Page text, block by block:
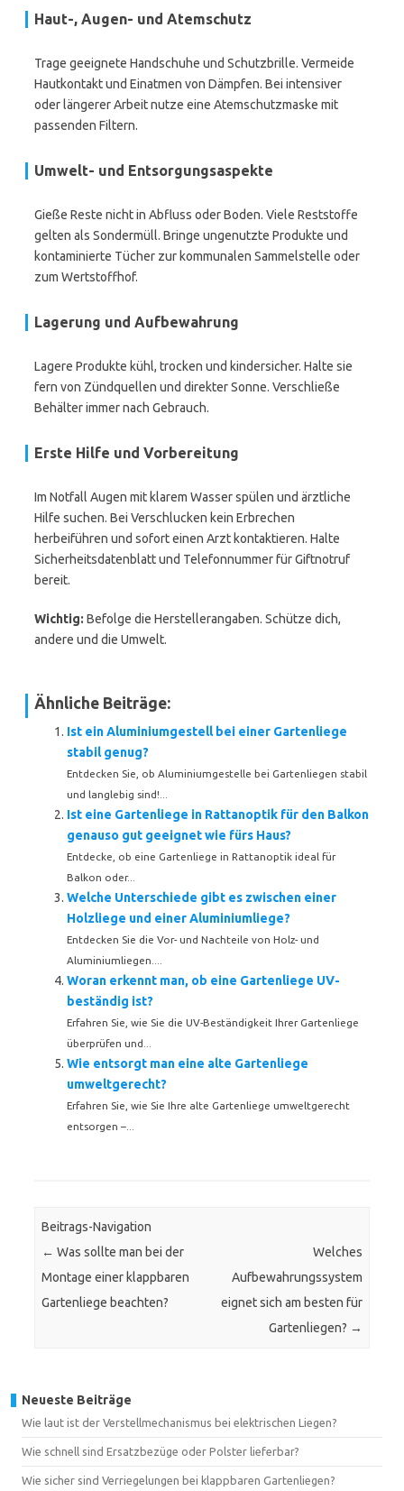
Haut-, Augen- und Atemschutz
Trage geeignete Handschuhe und Schutzbrille. Vermeide
Hautkontakt und Einatmen von Dämpfen. Bei intensiver
oder längerer Arbeit nutze eine Atemschutzmaske mit
passenden Filtern.
Umwelt- und Entsorgungsaspekte
Gieße Reste nicht in Abfluss oder Boden. Viele Reststoffe
gelten als Sondermüll. Bringe ungenutzte Produkte und
kontaminierte Tücher zur kommunalen Sammelstelle oder
zum Wertstoffhof.
Lagerung und Aufbewahrung
Lagere Produkte kühl, trocken und kindersicher. Halte sie
fern von Zündquellen und direkter Sonne. Verschließe
Behälter immer nach Gebrauch.
Erste Hilfe und Vorbereitung
Im Notfall Augen mit klarem Wasser spülen und ärztliche
Hilfe suchen. Bei Verschlucken kein Erbrechen
herbeiführen und sofort einen Arzt kontaktieren. Halte
Sicherheitsdatenblatt und Telefonnummer für Giftnotruf
bereit.
Wichtig: Befolge die Herstellerangaben. Schütze dich,
andere und die Umwelt.
Ähnliche Beiträge:
Ist ein Aluminiumgestell bei einer Gartenliege
stabil genug?
Entdecken Sie, ob Aluminiumgestelle bei Gartenliegen stabil
und langlebig sind!...
Ist eine Gartenliege in Rattanoptik für den Balkon
genauso gut geeignet wie fürs Haus?
Entdecke, ob eine Gartenliege in Rattanoptik ideal für
Balkon oder...
Welche Unterschiede gibt es zwischen einer
Holzliege und einer Aluminiumliege?
Entdecken Sie die Vor- und Nachteile von Holz- und
Aluminiumliegen....
Woran erkennt man, ob eine Gartenliege UV-
beständig ist?
Erfahren Sie, wie Sie die UV-Beständigkeit Ihrer Gartenliege
überprüfen und...
Wie entsorgt man eine alte Gartenliege
umweltgerecht?
Erfahren Sie, wie Sie Ihre alte Gartenliege umweltgerecht
entsorgen –...
Beitrags-Navigation
← Was sollte man bei der
Montage einer klappbaren
Gartenliege beachten?
Welches
Aufbewahrungssystem
eignet sich am besten für
Gartenliegen? →
Neueste Beiträge
Wie laut ist der Verstellmechanismus bei elektrischen Liegen?
Wie schnell sind Ersatzbezüge oder Polster lieferbar?
Wie sicher sind Verriegelungen bei klappbaren Gartenliegen?